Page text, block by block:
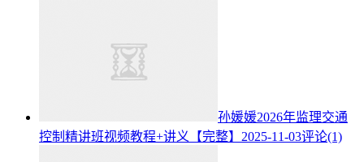
孙媛媛2026年监理交通
控制精讲班视频教程+讲义【完整】 2025-11-03评论(1)